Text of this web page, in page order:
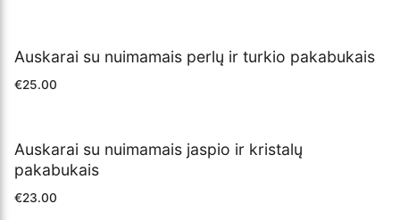
Auskarai su nuimamais perlų ir turkio pakabukais
€25.00
Auskarai su nuimamais jaspio ir kristalų
pakabukais
€23.00